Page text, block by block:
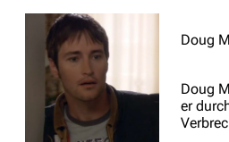
Personen
Völker
Orte
Objekte
Doug
Doug
er